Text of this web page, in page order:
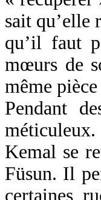
sait qu’elle
qu’il faut
mœurs de
même
Pendant
méticuleux.
Kemal se
Füsun. Il
certaines